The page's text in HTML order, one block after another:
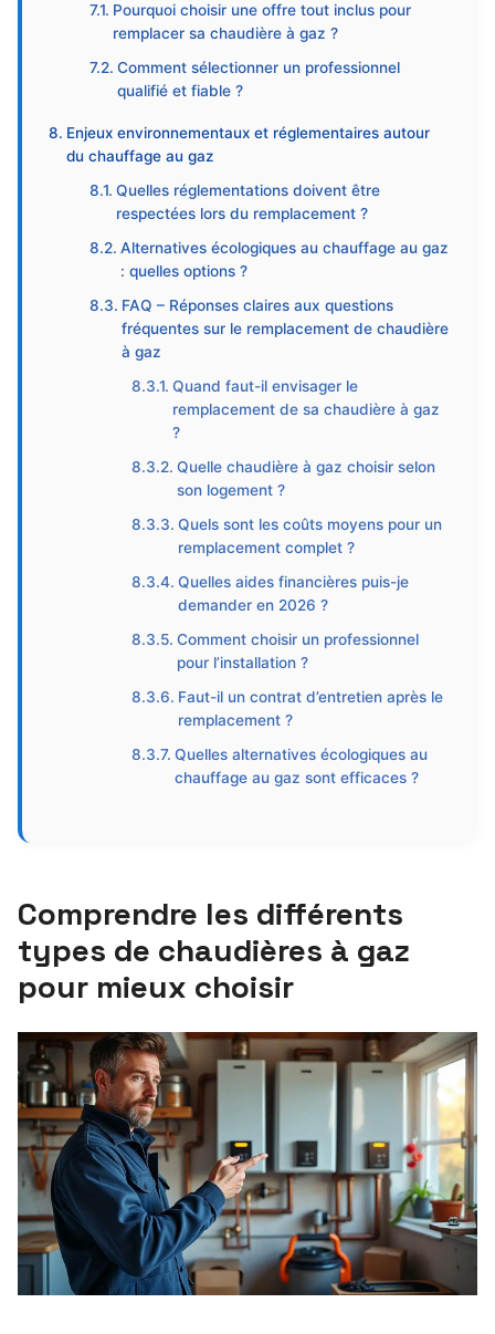
Pourquoi choisir une offre tout inclus pour
remplacer sa chaudière à gaz ?
Comment sélectionner un professionnel
qualifié et fiable ?
Enjeux environnementaux et réglementaires autour
du chauffage au gaz
Quelles réglementations doivent être
respectées lors du remplacement ?
Alternatives écologiques au chauffage au gaz
: quelles options ?
FAQ – Réponses claires aux questions
fréquentes sur le remplacement de chaudière
à gaz
Quand faut-il envisager le
remplacement de sa chaudière à gaz
?
Quelle chaudière à gaz choisir selon
son logement ?
Quels sont les coûts moyens pour un
remplacement complet ?
Quelles aides financières puis-je
demander en 2026 ?
Comment choisir un professionnel
pour l’installation ?
Faut-il un contrat d’entretien après le
remplacement ?
Quelles alternatives écologiques au
chauffage au gaz sont efficaces ?
Comprendre les différents
types de chaudières à gaz
pour mieux choisir